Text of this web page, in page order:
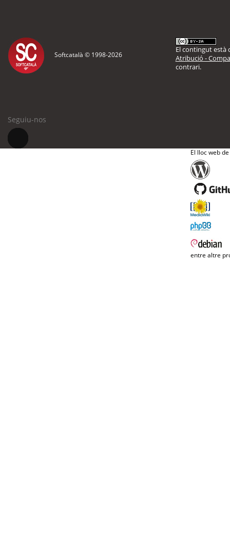
Softcatalà © 1998-2026
El contingut està
Atribució -
contrari.
Seguiu-nos
El lloc web
entre altre